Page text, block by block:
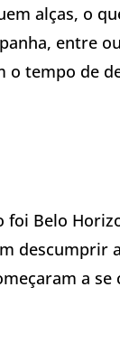
alças, o
entre
o tempo de
Belo
descumprir
a